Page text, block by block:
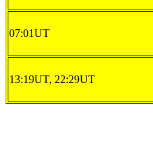
07:01UT
13:19UT, 22:29UT